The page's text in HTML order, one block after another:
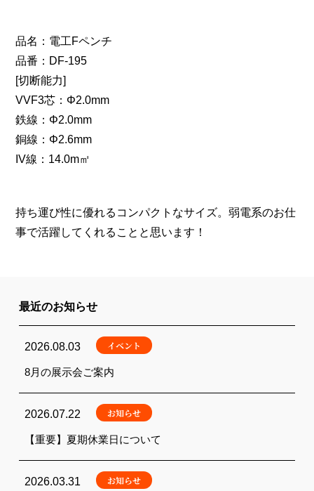
品名：電工Fペンチ
品番：DF-195
[切断能力]
VVF3芯：Φ2.0mm
鉄線：Φ2.0mm
銅線：Φ2.6mm
IV線：14.0m㎡
持ち運び性に優れるコンパクトなサイズ。弱電系のお仕
事で活躍してくれることと思います！
最近のお知らせ
2026.08.03 イベント
8月の展示会ご案内
2026.07.22 お知らせ
【重要】夏期休業日について
2026.03.31 お知らせ